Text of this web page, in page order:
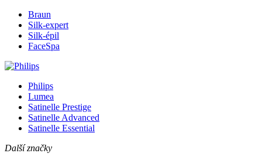
Braun
Silk-expert
Silk-épil
FaceSpa
Philips
Lumea
Satinelle Prestige
Satinelle Advanced
Satinelle Essential
Další značky